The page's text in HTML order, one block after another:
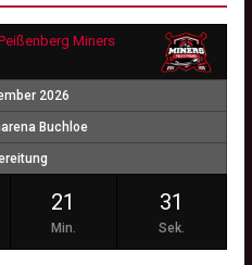
Miners
2026
Buchloe
21
Min.
30
Sek.